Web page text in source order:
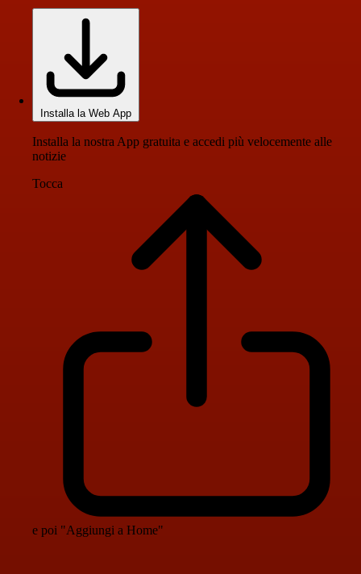
Installa la Web App
Installa la nostra App gratuita e accedi più velocemente alle
notizie
Tocca
e poi "Aggiungi a Home"